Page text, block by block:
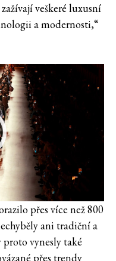
veškeré luxusní
a modernosti,“
přes více než 800
ani tradiční a
vynesly také
přes trendy